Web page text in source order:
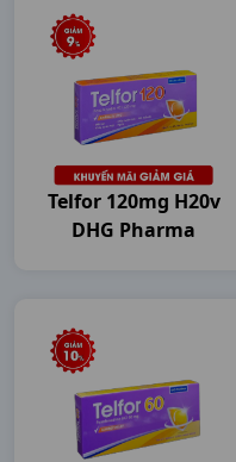
Telfor 120mg H20v
DHG Pharma